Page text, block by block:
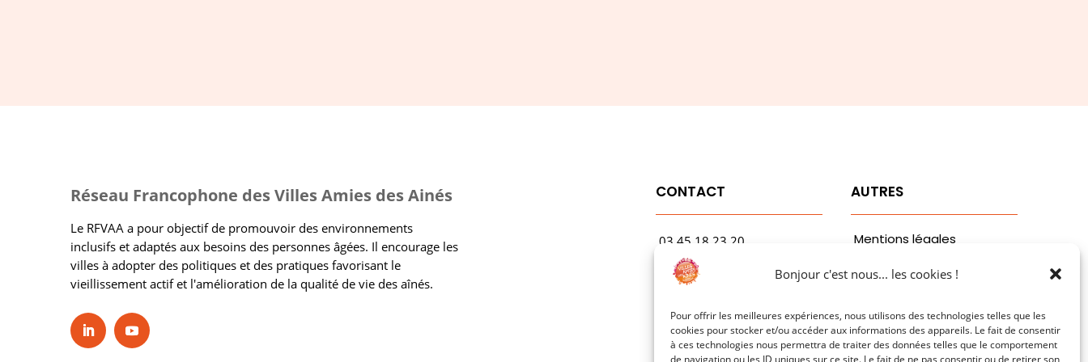
Bonjour c'est nous... les cookies !
Pour offrir les meilleures expériences, nous utilisons des technologies telles que les
cookies pour stocker et/ou accéder aux informations des appareils. Le fait de consentir
à ces technologies nous permettra de traiter des données telles que le comportement
de navigation ou les ID uniques sur ce site. Le fait de ne pas consentir ou de retirer son
Réseau Francophone des Villes Amies des Ainés
Le RFVAA a pour objectif de promouvoir des environnements
inclusifs et adaptés aux besoins des personnes âgées. Il encourage les
villes à adopter des politiques et des pratiques favorisant le
vieillissement actif et l'amélioration de la qualité de vie des aînés.
CONTACT
03.45.18.23.20
contact@rfvaa.com
1 Avenue Garibaldi
AUTRES
Mentions légales
Politiques de